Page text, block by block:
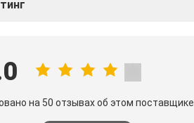
на 50 отзывах об этом поставщике